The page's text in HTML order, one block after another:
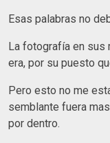
Esas palabras no
La fotografía en sus
era, por su puesto
Pero esto no me
semblante fuera
por dentro.